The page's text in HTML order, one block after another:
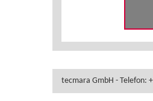
tecmara GmbH - Telefon: